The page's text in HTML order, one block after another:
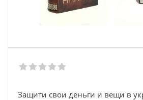
Защити свои деньги и вещи в